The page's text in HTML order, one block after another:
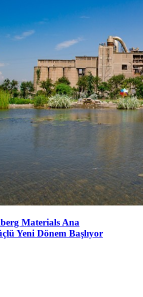
Materials Ana
Yeni Dönem Başlıyor